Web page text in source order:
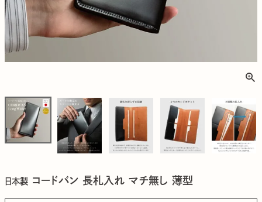
日本製 コードバン 長札入れ マチ無し 薄型